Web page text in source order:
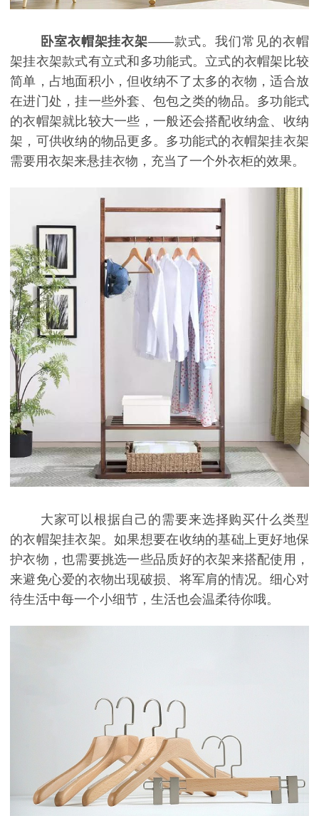
卧室衣帽架挂衣架——款式。我们常见的衣帽
架挂衣架款式有立式和多功能式。立式的衣帽架比较
简单，占地面积小，但收纳不了太多的衣物，适合放
在进门处，挂一些外套、包包之类的物品。多功能式
的衣帽架就比较大一些，一般还会搭配收纳盒、收纳
架，可供收纳的物品更多。多功能式的衣帽架挂衣架
需要用衣架来悬挂衣物，充当了一个外衣柜的效果。
大家可以根据自己的需要来选择购买什么类型
的衣帽架挂衣架。如果想要在收纳的基础上更好地保
护衣物，也需要挑选一些品质好的衣架来搭配使用，
来避免心爱的衣物出现破损、将军肩的情况。细心对
待生活中每一个小细节，生活也会温柔待你哦。